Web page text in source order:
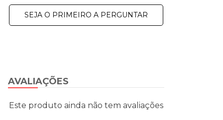
AVALIAÇÕES
Este produto ainda não tem avaliações
SEJA O PRIMEIRO A PERGUNTAR